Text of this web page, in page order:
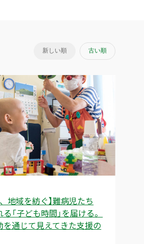
新しい順 古い順
地域を紡ぐ】難病児たち
「子ども時間」を届ける。
通じて見えてきた支援の